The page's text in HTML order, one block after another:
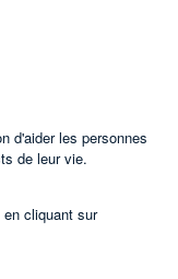
d'aider les personnes
de leur vie.
cliquant sur